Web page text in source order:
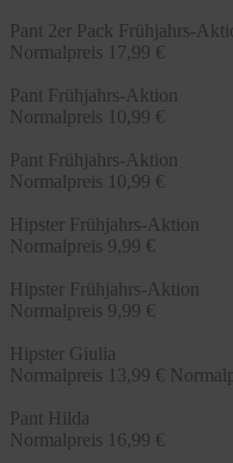
Pant 2er Pack Frühjahrs-
Normalpreis 17,99 €
Pant Frühjahrs-Aktion
Normalpreis 10,99 €
Pant Frühjahrs-Aktion
Normalpreis 10,99 €
Hipster Frühjahrs-Aktion
Normalpreis 9,99 €
Hipster Frühjahrs-Aktion
Normalpreis 9,99 €
Hipster Giulia
Normalpreis 13,99 €
Pant Hilda
Normalpreis 16,99 €